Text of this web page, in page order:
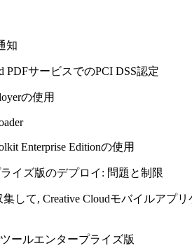
知
PDFサービスでのPCI DSS認定
の使用
Enterprise Editionの使用
イズ版のデプロイ: 問題と制限
集して, Creative Cloudモバイルアプ
ツールエンタープライズ版